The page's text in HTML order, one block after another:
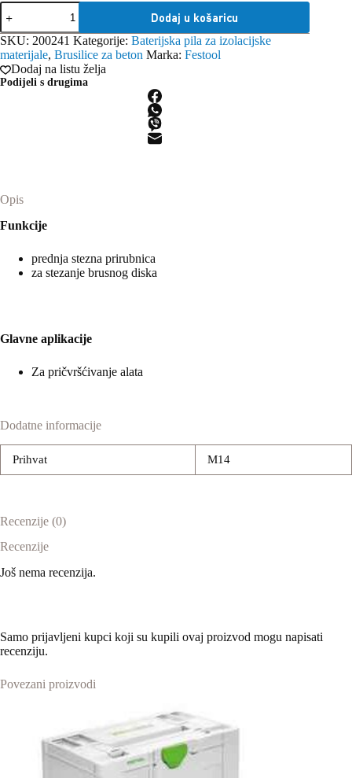
Festool
Stezna
matica
UF-
DSC/DSG-
AG
M14
Dodaj u košaricu
SKU: 200241 Kategorije: Baterijska pila za izolacijske
materijale, Brusilice za beton Marka: Festool
Dodaj na listu želja
Podijeli s drugima
Opis
Funkcije
prednja stezna prirubnica
za stezanje brusnog diska
Glavne aplikacije
Za pričvršćivanje alata
Dodatne informacije
Prihvat M14
Recenzije (0)
Recenzije
Još nema recenzija.
Samo prijavljeni kupci koji su kupili ovaj proizvod mogu napisati
recenziju.
Povezani proizvodi